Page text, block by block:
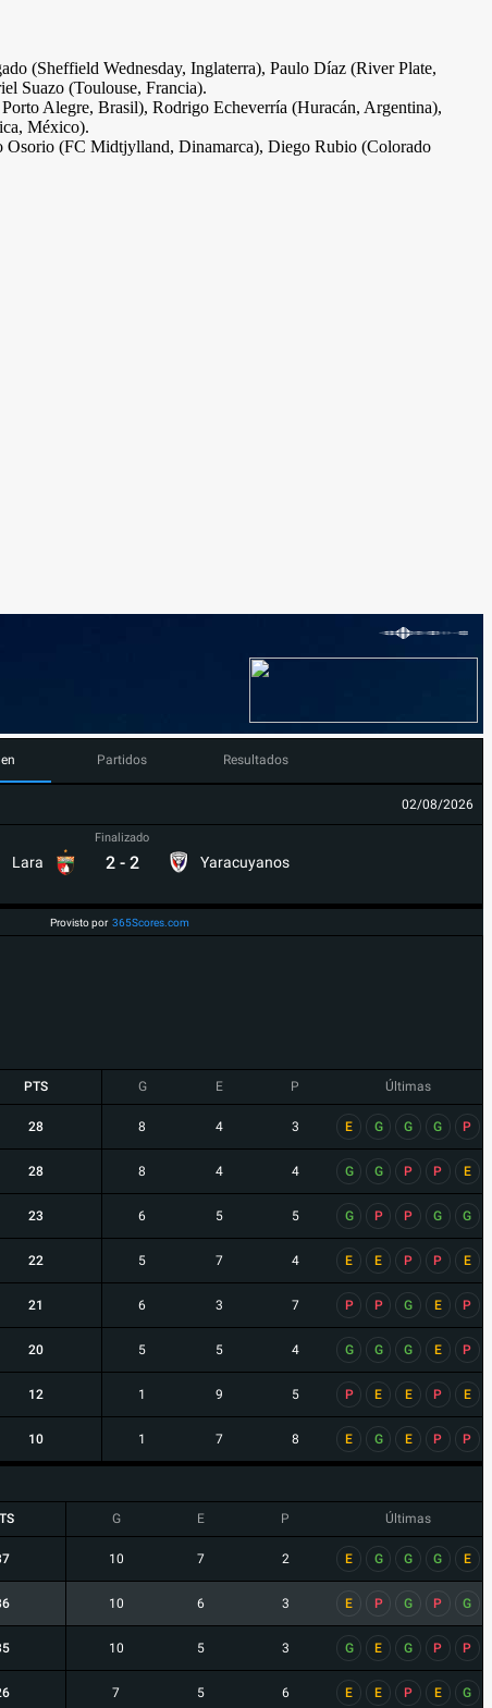
(Sheffield Wednesday, Inglaterra), Paulo Díaz (River Plate,
Suazo (Toulouse, Francia).
Alegre, Brasil), Rodrigo Echeverría (Huracán, Argentina),
México).
(FC Midtjylland, Dinamarca), Diego Rubio (Colorado
Partidos Resultados
02/08/2026
Lara
Finalizado
2 - 2 Yaracuyanos
Provisto por 365Scores.com
PTS G E P Últimas
28 8 4 3 E G G G P
28 8 4 4 G G P P E
23 6 5 5 G P P G G
22 5 7 4 E E P P E
21 6 3 7 P P G E P
20 5 5 4 G G G E P
12 1 9 5 P E E P E
10 1 7 8 E G E P P
G E P Últimas
10 7 2 E G G G E
10 6 3 E P G P G
10 5 3 G E G P P
7 5 6 E E P E G